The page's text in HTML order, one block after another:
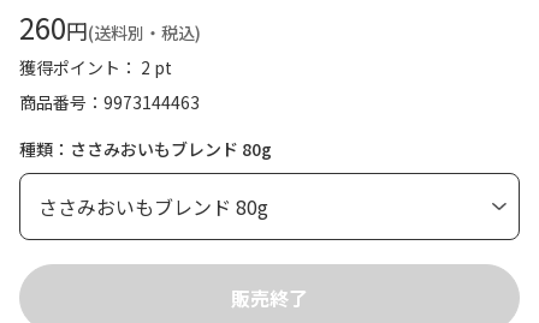
260円(送料別・税込)
獲得ポイント： 2 pt
商品番号
9973144463
種類：ささみおいもブレンド 80g